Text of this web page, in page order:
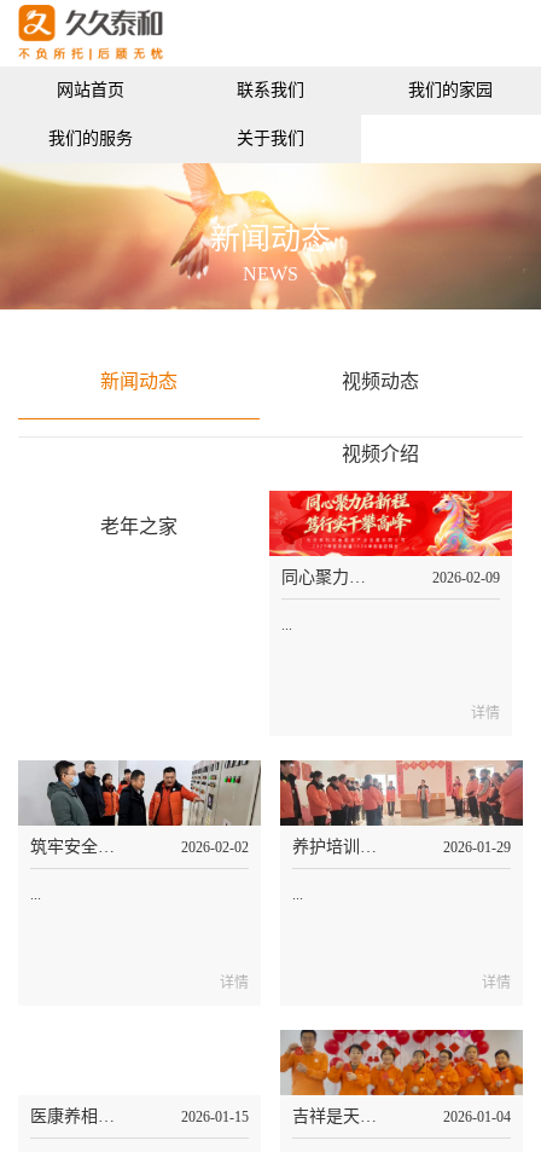
网站首页 联系我们 我们的家园
我们的服务 关于我们
新闻动态
NEWS
新闻动态 视频动态
视频介绍
老年之家
同心聚力启新程，笃行实干攀高峰|泰和养老2025年表彰暨2026年新春团拜会圆满举办 2026-02-09
...
详情
2026-02-02
...
详情
2026-01-29
...
详情
2026-01-15 2026-01-04